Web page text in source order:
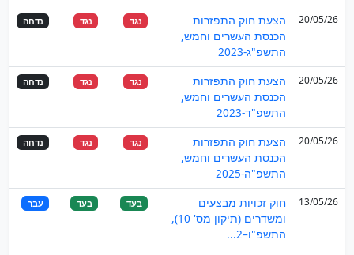
20/05/26
הצעת חוק התפזרות
הכנסת העשרים וחמש,
התשפ"ג-2023
נגד נגד נדחה
20/05/26
הצעת חוק התפזרות
הכנסת העשרים וחמש,
התשפ"ד-2023
נגד נגד נדחה
20/05/26
הצעת חוק התפזרות
הכנסת העשרים וחמש,
התשפ"ה-2025
נגד נגד נדחה
13/05/26
חוק זכויות מבצעים
ומשדרים (תיקון מס' 10),
התשפ"ו–2...
בעד בעד עבר